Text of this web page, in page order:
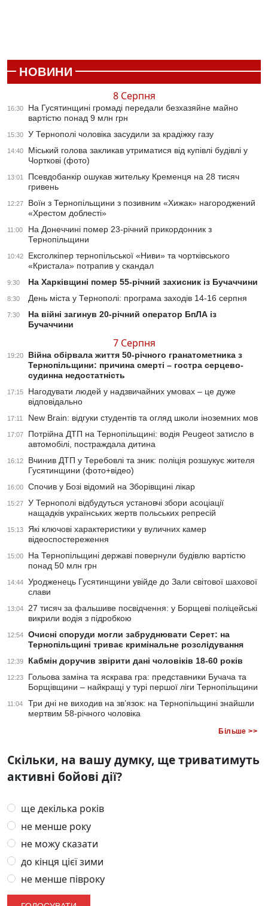
НОВИНИ
8 Серпня
16:30
На Гусятинщині громаді передали безхазяйне майно
вартістю понад 9 млн грн
15:30 У Тернополі чоловіка засудили за крадіжку газу
14:40
Міський голова закликав утриматися від купівлі будівлі у
Чорткові (фото)
13:01
Псевдобанкір ошукав жительку Кременця на 28 тисяч
гривень
12:27
Воїн з Тернопільщини з позивним «Хижак» нагороджений
«Хрестом доблесті»
11:00
На Донеччині помер 23-річний прикордонник з
Тернопільщини
10:42
Ексголкіпер тернопільської «Ниви» та чортківського
«Кристала» потрапив у скандал
9:30 На Харківщині помер 55-річний захисник із Бучаччини
8:30 День міста у Тернополі: програма заходів 14-16 серпня
7:30
На війні загинув 20-річний оператор БпЛА із
Бучаччини
7 Серпня
19:20
Війна обірвала життя 50-річного гранатометника з
Тернопільщини: причина смерті – гостра серцево-
судинна недостатність
17:15
Нагодувати людей у надзвичайних умовах – це дуже
відповідально
17:11 New Brain: відгуки студентів та огляд школи іноземних мов
17:07
Потрійна ДТП на Тернопільщині: водія Peugeot затисло в
автомобілі, постраждала дитина
16:12
Вчинив ДТП у Теребовлі та зник: поліція розшукує жителя
Гусятинщини (фото+відео)
16:00 Спочив у Бозі відомий на Зборівщині лікар
15:27
У Тернополі відбудуться установчі збори асоціації
нащадків українських жертв польських репресій
15:13
Які ключові характеристики у вуличних камер
відеоспостереження
15:00
На Тернопільщині державі повернули будівлю вартістю
понад 50 млн грн
14:44
Уродженець Гусятинщини увійде до Зали світової шахової
слави
13:04
27 тисяч за фальшиве посвідчення: у Борщеві поліцейські
викрили водія з підробкою
12:54
Очисні споруди могли забруднювати Серет: на
Тернопільщині триває кримінальне розслідування
12:39 Кабмін доручив звірити дані чоловіків 18-60 років
12:23
Гольова заміна та яскрава гра: представники Бучача та
Борщівщини – найкращі у турі першої ліги Тернопільщини
11:04
Три дні не виходив на зв’язок: на Тернопільщині знайшли
мертвим 58-річного чоловіка
Більше >>
Скільки, на вашу думку, ще триватимуть
активні бойові дії?
ще декілька років
не менше року
не можу сказати
до кінця цієї зими
не менше півроку